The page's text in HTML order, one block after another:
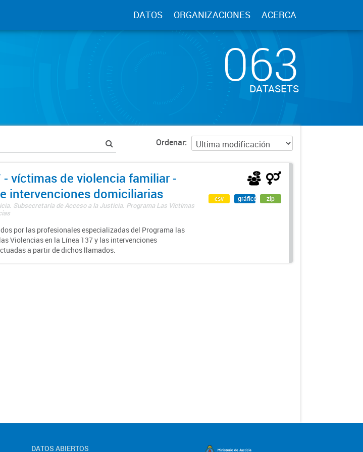
DATOS ORGANIZACIONES ACERCA
063
DATASETS
Ordenar
- víctimas de violencia familiar -
intervenciones domiciliarias
Subsecretaría de Acceso a la Justicia. Programa Las Víctimas
por las profesionales especializadas del Programa las
Violencias en la Línea 137 y las intervenciones
a partir de dichos llamados.
csv gráfico zip
DATOS ABIERTOS